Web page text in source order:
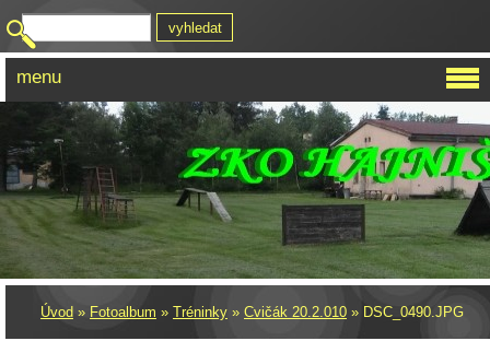
Úvod » Fotoalbum » Tréninky » Cvičák 20.2.010 » DSC_0490.JPG
menu